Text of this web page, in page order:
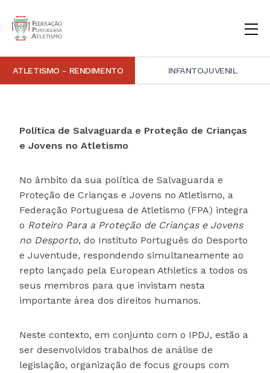
ATLETISMO - RENDIMENTO INFANTOJUVENIL
NOTÍCIAS
PORTAL FP ATLETISMO
PLATAFORMA DE MARCAÇÕES FPA
ALTO RENDIMENTO
ATLETISMO ADAPTADO
ATLETISMO VETERANO
ESTRUTURA TÉCNICA
COMPETIÇÕES
FORMAÇÃO
ANTIDOPAGEM
SAFEGUARDING
HOMOLOGAÇÕES
ESTATÍSTICA
COMUNICADOS DE IMPRENSA
NEWSLETTER FPA
Política de Salvaguarda e Proteção de Crianças
e Jovens no Atletismo
No âmbito da sua política de Salvaguarda e
Proteção de Crianças e Jovens no Atletismo, a
Federação Portuguesa de Atletismo (FPA) integra
o Roteiro Para a Proteção de Crianças e Jovens
no Desporto, do Instituto Português do Desporto
e Juventude, respondendo simultaneamente ao
repto lançado pela European Athletics a todos os
seus membros para que invistam nesta
importante área dos direitos humanos.
Neste contexto, em conjunto com o IPDJ, estão a
ser desenvolvidos trabalhos de análise de
legislação, organização de focus groups com